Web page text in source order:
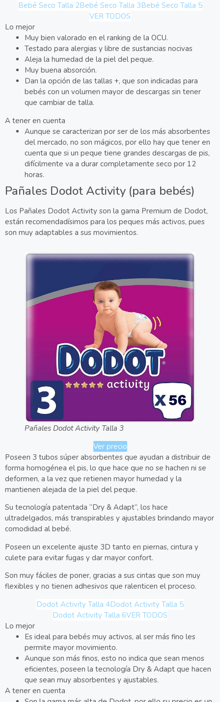
Bebé Seco Talla 2Bebé Seco Talla 3Bebé Seco Talla 5
VER TODOS
Lo mejor
Muy bien valorado en el ranking de la OCU.
Testado para alergias y libre de sustancias nocivas
Aleja la humedad de la piel del peque.
Muy buena absorción.
Dan la opción de las tallas +, que son indicadas para
bebés con un volumen mayor de descargas sin tener
que cambiar de talla.
A tener en cuenta
Aunque se caracterizan por ser de los más absorbentes
del mercado, no son mágicos, por ello hay que tener en
cuenta que si un peque tiene grandes descargas de pis,
difícilmente va a durar completamente seco por 12
horas.
Pañales Dodot Activity (para bebés)
Los Pañales Dodot Activity son la gama Premium de Dodot,
están recomendadísimos para los peques más activos, pues
son muy adaptables a sus movimientos.
Pañales Dodot Activity Talla 3
Ver precio
Poseen 3 tubos súper absorbentes que ayudan a distribuir de
forma homogénea el pis, lo que hace que no se hachen ni se
deformen, a la vez que retienen mayor humedad y la
mantienen alejada de la piel del peque.
Su tecnología patentada “Dry & Adapt”, los hace
ultradelgados, más transpirables y ajustables brindando mayor
comodidad al bebé.
Poseen un excelente ajuste 3D tanto en piernas, cintura y
culete para evitar fugas y dar mayor confort.
Son muy fáciles de poner, gracias a sus cintas que son muy
flexibles y no tienen adhesivos que ralenticen el proceso.
Dodot Activity Talla 4Dodot Activity Talla 5
Dodot Activity Talla 6VER TODOS
Lo mejor
Es ideal para bebés muy activos, al ser más fino les
permite mayor movimiento.
Aunque son más finos, esto no indica que sean menos
eficientes, poseen la tecnología Dry & Adapt que hacen
que sean muy absorbentes y ajustables.
A tener en cuenta